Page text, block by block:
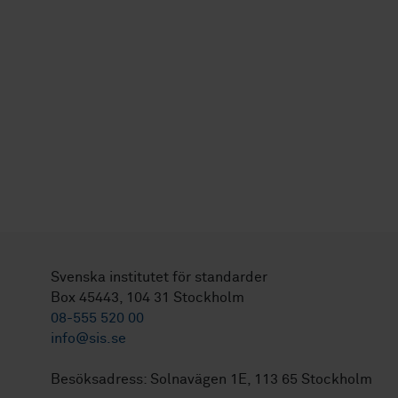
Svenska institutet för standarder
Box 45443, 104 31 Stockholm
08-555 520 00
info@sis.se
Besöksadress: Solnavägen 1E, 113 65 Stockholm